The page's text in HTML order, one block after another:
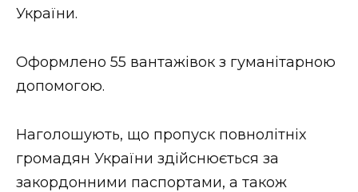
України.
Оформлено 55 вантажівок з гуманітарною
допомогою.
Наголошують, що пропуск повнолітніх
громадян України здійснюється за
закордонними паспортами, а також